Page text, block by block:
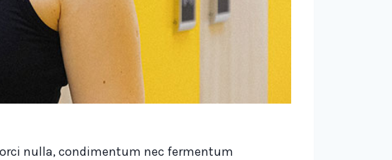
nulla, condimentum nec fermentum